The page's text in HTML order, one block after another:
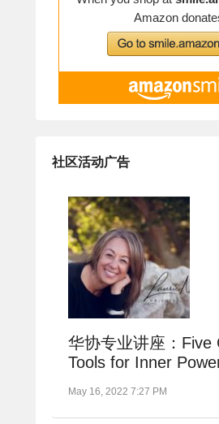
社区活动广告
华协专业讲座：Five
Tools for Inner
May 16, 2022 7:27 PM